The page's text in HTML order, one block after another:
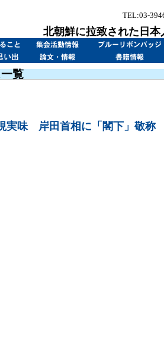
TEL:03-
北朝鮮に拉致された日
覧
実味 岸田首相に「閣下」敬称